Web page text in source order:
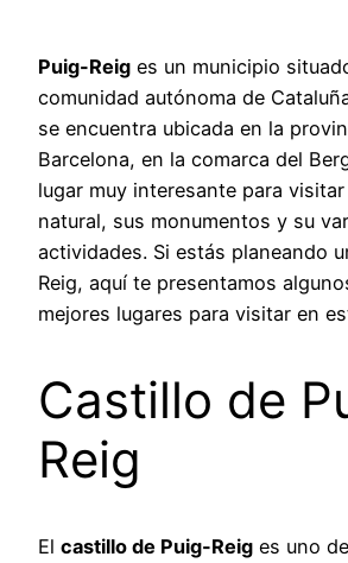
Puig-Reig es un municipio
comunidad autónoma de
se encuentra ubicada en la
Barcelona, en la comarca del
lugar muy interesante para
natural, sus monumentos y su
actividades. Si estás planeando
Reig, aquí te presentamos
mejores lugares para visitar en
Castillo de
Reig
El castillo de Puig-Reig es uno